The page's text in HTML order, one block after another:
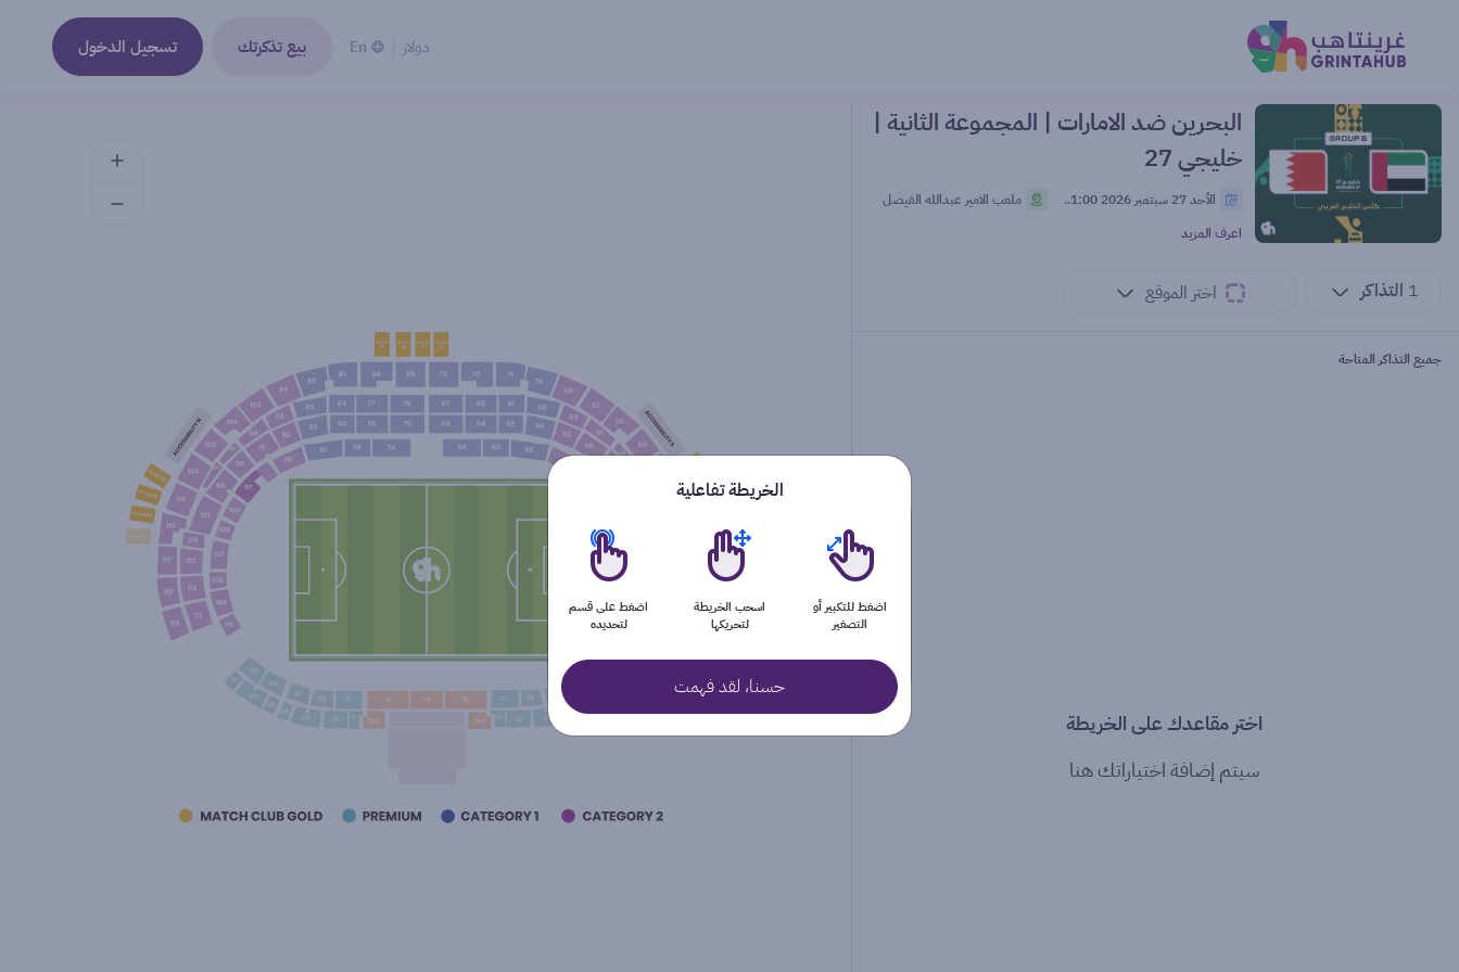
دولار En بيع تذكرتك تسجيل الدخول
البحرين ضد الامارات | المجموعة الثانية |
خليجي 27
الأحد 27 سبتمبر 2026 21:00 م
ملعب الامير عبدالله الفيصل
اعرف المزيد
1 التذاكر اختر الموقع
جميع التذاكر المتاحة
اختر مقاعدك على الخريطة
سيتم إضافة اختياراتك هنا
عدد التذاكر
1
2
3
الخريطة تفاعلية
اضغط للتكبير أو
التصغير
اسحب الخريطة
لتحريكها
اضغط على قسم
لتحديده
حسنا، لقد فهمت